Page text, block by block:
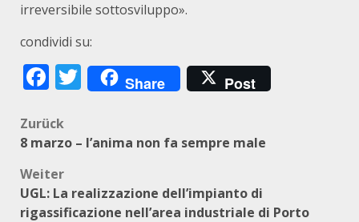
irreversibile sottosviluppo».
condividi su:
Facebook
Twitter
Share Post
Beitragsnavigation
Zurück
8 marzo – l’anima non fa sempre male
Weiter
UGL: La realizzazione dell’impianto di
rigassificazione nell’area industriale di Porto